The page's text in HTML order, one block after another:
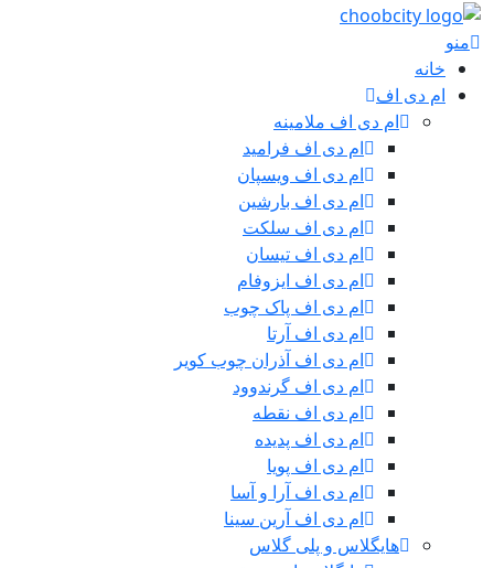
منو
خانه
ام دی اف
ام دی اف ملامینه
ام دی اف فرامید
ام دی اف ویسپان
ام دی اف بارشین
ام دی اف سلکت
ام دی اف تیسان
ام دی اف ایزوفام
ام دی اف پاک چوب
ام دی اف آرتا
ام دی اف آذران چوب کویر
ام دی اف گرندوود
ام دی اف نقطه
ام دی اف پدیده
ام دی اف پویا
ام دی اف آرا و آسا
ام دی اف آرین سینا
هایگلاس و پلی گلاس